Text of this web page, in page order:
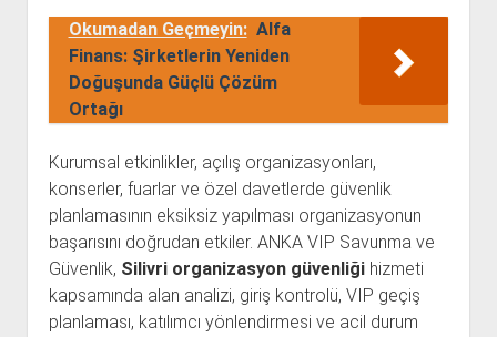
Okumadan Geçmeyin: Alfa
Finans: Şirketlerin Yeniden
Doğuşunda Güçlü Çözüm
Ortağı
Kurumsal etkinlikler, açılış organizasyonları,
konserler, fuarlar ve özel davetlerde güvenlik
planlamasının eksiksiz yapılması organizasyonun
başarısını doğrudan etkiler. ANKA VIP Savunma ve
Güvenlik, Silivri organizasyon güvenliğihizmeti
kapsamında alan analizi, giriş kontrolü, VIP geçiş
planlaması, katılımcı yönlendirmesi ve acil durum